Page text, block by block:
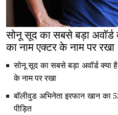
सोनू सूद का सबसे बड़ा अवॉर्ड क्या है ? महिला ने अपने बच्चे
का नाम एक्टर के नाम पर रखा
सोनू सूद का सबसे बड़ा अवॉर्ड क्या
के नाम पर रखा
बॉलीवुड अभिनेता इरफान खान
पीड़ित